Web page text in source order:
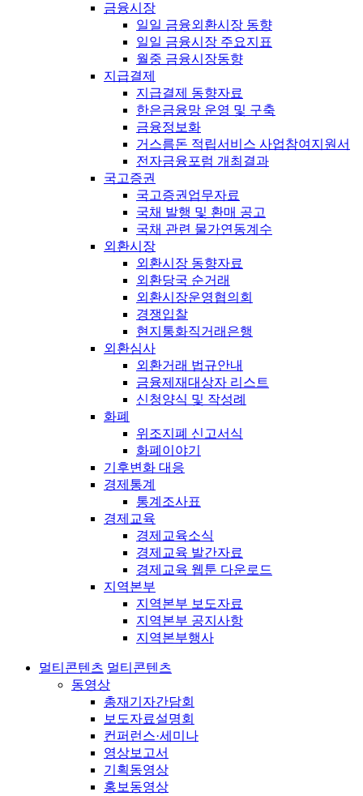
금융시장
일일 금융외환시장 동향
일일 금융시장 주요지표
월중 금융시장동향
지급결제
지급결제 동향자료
한은금융망 운영 및 구축
금융정보화
거스름돈 적립서비스 사업참여지원서
전자금융포럼 개최결과
국고증권
국고증권업무자료
국채 발행 및 환매 공고
국채 관련 물가연동계수
외환시장
외환시장 동향자료
외환당국 순거래
외환시장운영협의회
경쟁입찰
현지통화직거래은행
외환심사
외환거래 법규안내
금융제재대상자 리스트
신청양식 및 작성례
화폐
위조지폐 신고서식
화폐이야기
기후변화 대응
경제통계
통계조사표
경제교육
경제교육소식
경제교육 발간자료
경제교육 웹툰 다운로드
지역본부
지역본부 보도자료
지역본부 공지사항
지역본부행사
멀티콘텐츠 멀티콘텐츠
동영상
총재기자간담회
보도자료설명회
컨퍼런스·세미나
영상보고서
기획동영상
홍보동영상